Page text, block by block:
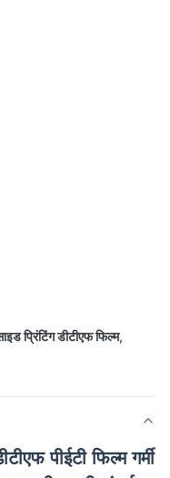
प्रिंटिंग डीटीएफ फिल्म,
पीईटी फिल्म गर्मी